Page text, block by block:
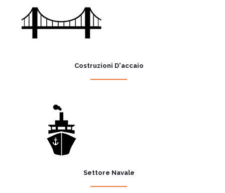
Costruzioni D'accaio
Settore Navale